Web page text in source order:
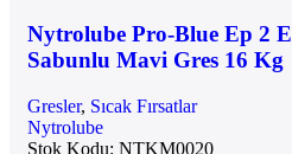
Nytrolube Pro-Blue Ep 2
Sabunlu Mavi Gres 16 Kg
Gresler, Sıcak Fırsatlar
Nytrolube
Stok Kodu: NTKM0020